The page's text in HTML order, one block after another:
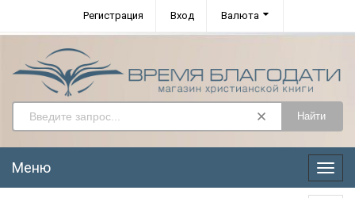
Регистрация Вход Валюта
Найти
Меню
Меню